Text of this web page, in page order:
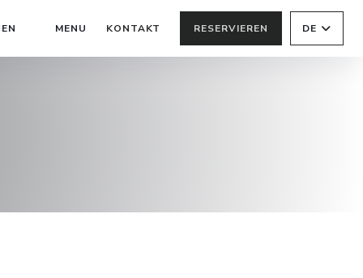
MENU ((ÖFFNET EIN NEUES FENSTER))
KONTAKT RESERVIEREN DE